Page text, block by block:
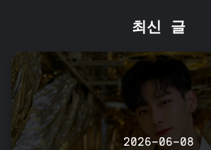
최신 글
2026-06-08